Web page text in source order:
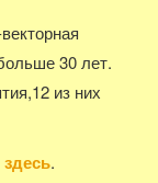
30 лет.
из них
здесь.